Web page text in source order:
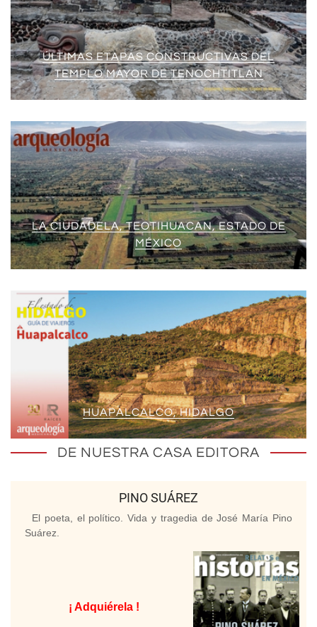
ÚLTIMAS ETAPAS CONSTRUCTIVAS DEL
TEMPLO MAYOR DE TENOCHTITLAN
LA CIUDADELA, TEOTIHUACAN, ESTADO DE
MÉXICO
HUAPALCALCO, HIDALGO
DE NUESTRA CASA EDITORA
PINO SUÁREZ
El poeta, el político. Vida y tragedia de José María Pino
Suárez.
¡ Adquiérela !